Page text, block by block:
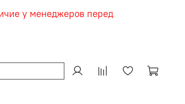
у менеджеров перед